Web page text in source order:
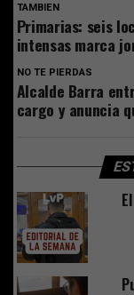
TAMBIEN
Primarias: seis
intensas marca
NO TE PIERDAS
Alcalde Barra
cargo y anuncia